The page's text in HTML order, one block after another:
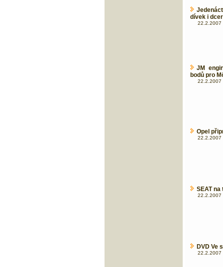
dívek i
22.2.2007
JM
bodů pro
22.2.2007
Opel
22.2.2007
SEAT
22.2.2007
DVD Ve
22.2.2007